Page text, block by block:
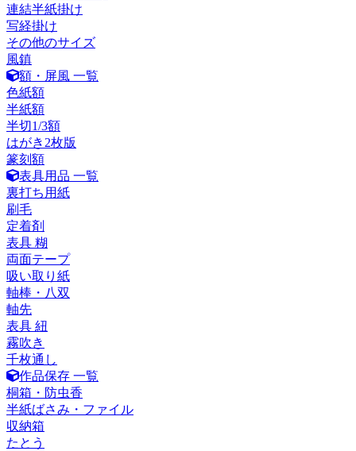
連結半紙掛け
写経掛け
その他のサイズ
風鎮
額・屏風 一覧
色紙額
半紙額
半切1/3額
はがき2枚版
篆刻額
表具用品 一覧
裏打ち用紙
刷毛
定着剤
表具 糊
両面テープ
吸い取り紙
軸棒・八双
軸先
表具 紐
霧吹き
千枚通し
作品保存 一覧
桐箱・防虫香
半紙ばさみ・ファイル
収納箱
たとう